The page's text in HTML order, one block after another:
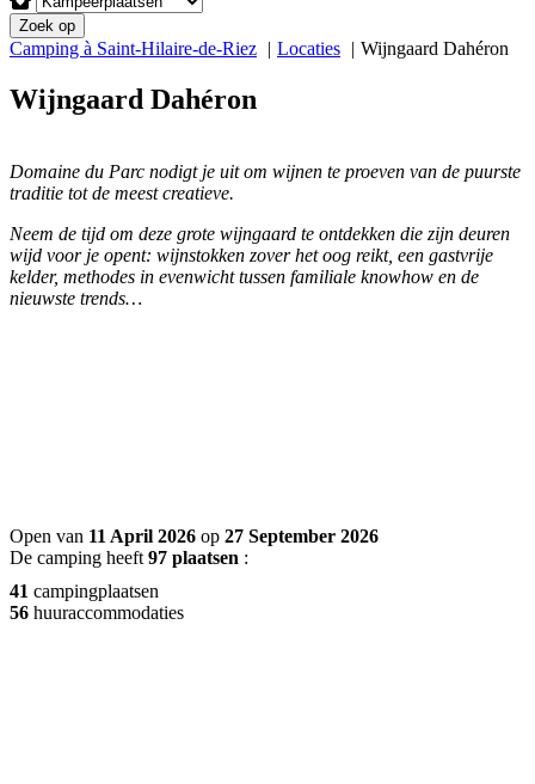
Zoek op
Camping à Saint-Hilaire-de-Riez Locaties Wijngaard Dahéron
Wijngaard Dahéron
Domaine du Parc nodigt je uit om wijnen te proeven van de puurste
traditie tot de meest creatieve.
Neem de tijd om deze grote wijngaard te ontdekken die zijn deuren
wijd voor je opent: wijnstokken zover het oog reikt, een gastvrije
kelder, methodes in evenwicht tussen familiale knowhow en de
nieuwste trends…
Open van 11 April 2026 op 27 September 2026
De camping heeft 97 plaatsen :
41 campingplaatsen
56 huuraccommodaties